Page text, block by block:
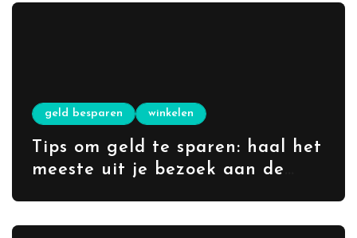
geld besparen winkelen
Tips om geld te sparen: haal het
meeste uit je bezoek aan de